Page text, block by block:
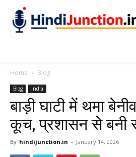
Home Blog
Blog India
बाड़ी घाटी में थमा
कूच, प्रशासन से बनी
By hindijunction.in - January 14, 2026